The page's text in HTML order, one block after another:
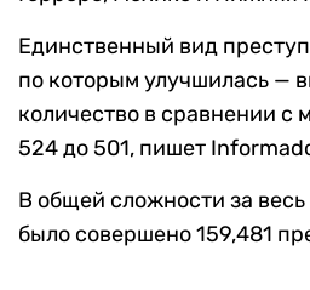
Единственный вид
по которым улучшилась —
количество в сравнении с
524 до 501, пишет
В общей сложности за
было совершено 159,481